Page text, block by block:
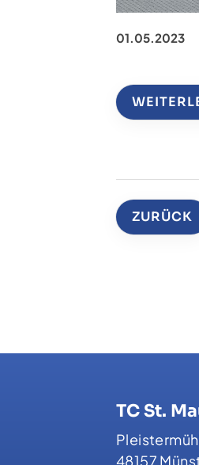
01.05.2023
ZURÜCK
TC St.
48157